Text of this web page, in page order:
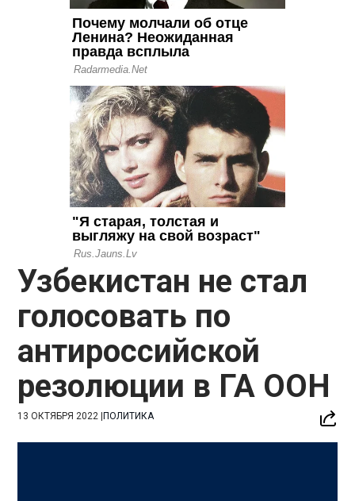
Узбекистан не стал
голосовать по
антироссийской
резолюции в ГА ООН
13 ОКТЯБРЯ 2022 |ПОЛИТИКА